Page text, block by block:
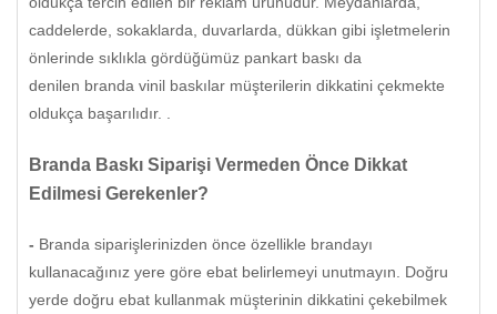
caddelerde, sokaklarda, duvarlarda, dükkan gibi işletmelerin
önlerinde sıklıkla gördüğümüz pankart baskı da
denilen branda vinil baskılar müşterilerin dikkatini çekmekte
oldukça başarılıdır.
Branda Baskı Siparişi Vermeden Önce Dikkat
Edilmesi Gerekenler?
- Branda siparişlerinizden önce özellikle brandayı
kullanacağınız yere göre ebat belirlemeyi unutmayın. Doğru
yerde doğru ebat kullanmak müşterinin dikkatini çekebilmek